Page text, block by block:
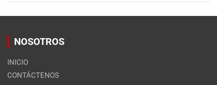
NOSOTROS
INICIO
CONTÁCTENOS